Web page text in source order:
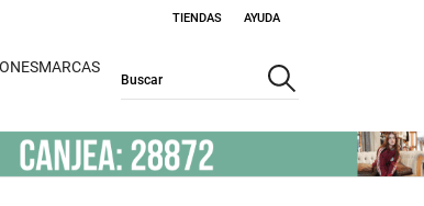
TIENDAS AYUDA
MARCAS